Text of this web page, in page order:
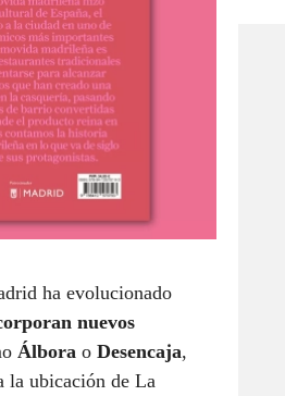
ha evolucionado
nuevos
Álbora o Desencaja,
la ubicación de La